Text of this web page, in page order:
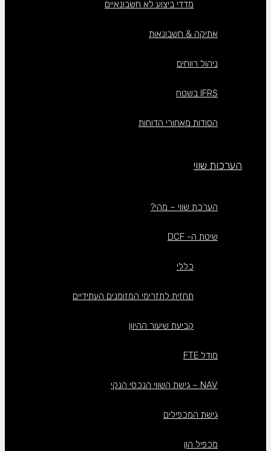
מדדי ביצוע לא חשבונאיים
אתיקה & חשבונאות
ניהול רווחים
IFRS בשטח
הסודות מאחורי הדוחות
הערכות שווי
הערכת שווי – מהי?
שיטת ה- DCF
כללי
תחזית לתזרימי המזומנים העתידיים
קביעת שיעור ההיוון
מודל FTE
NAV – גישת השווי הנכסי הנקי
גישת המכפילים
מכפיל הון